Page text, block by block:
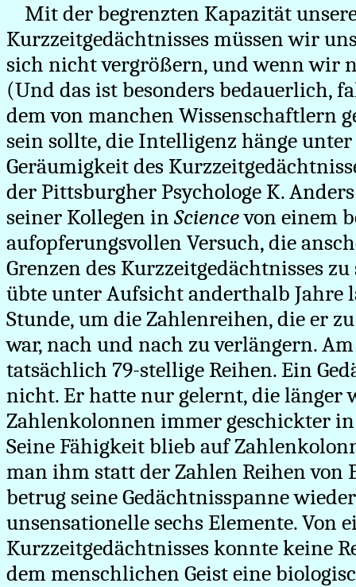
Mit der begrenzten Kapazität
Kurzzeitgedächtnisses müssen wir
sich nicht vergrößern, und wenn wir
(Und das ist besonders bedauerlich,
dem von manchen Wissenschaftlern
sein sollte, die Intelligenz hänge
Geräumigkeit des
der Pittsburgher Psychologe K.
seiner Kollegen inSciencevon einem
aufopferungsvollen Versuch, die
Grenzen des Kurzzeitgedächtnisses
übte unter Aufsicht anderthalb Jahre
Stunde, um die Zahlenreihen, die er
war, nach und nach zu verlängern.
tatsächlich 79-stellige Reihen. Ein
nicht. Er hatte nur gelernt, die länger
Zahlenkolonnen immer geschickter
Seine Fähigkeit blieb auf
man ihm statt der Zahlen Reihen von
betrug seine Gedächtnisspanne
unsensationelle sechs Elemente. Von
Kurzzeitgedächtnisses konnte keine
dem menschlichen Geist eine